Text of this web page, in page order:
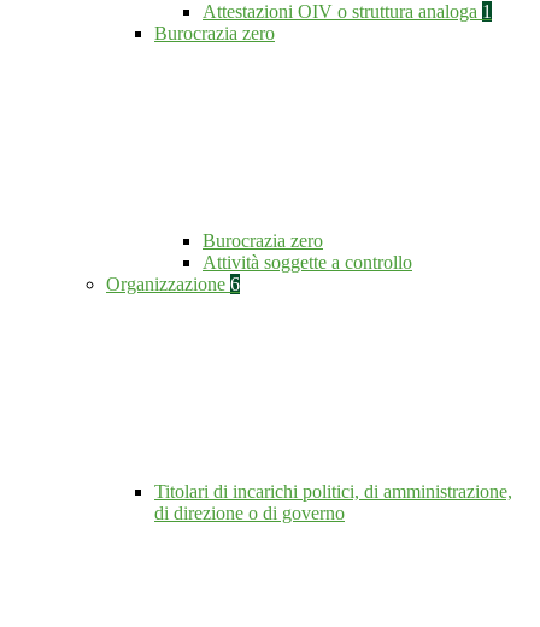
Attestazioni OIV o struttura analoga 1
Burocrazia zero
Burocrazia zero
Attività soggette a controllo
Organizzazione 6
Titolari di incarichi politici, di amministrazione,
di direzione o di governo